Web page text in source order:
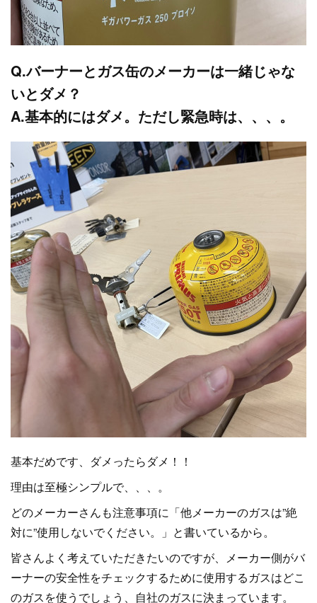
Q.バーナーとガス缶のメーカーは一緒じゃな
いとダメ？
A.基本的にはダメ。ただし緊急時は、、、。
基本だめです、ダメったらダメ！！
理由は至極シンプルで、、、。
どのメーカーさんも注意事項に「他メーカーのガスは”絶
対に”使用しないでください。」と書いているから。
皆さんよく考えていただきたいのですが、メーカー側がバ
ーナーの安全性をチェックするために使用するガスはどこ
のガスを使うでしょう、自社のガスに決まっています。